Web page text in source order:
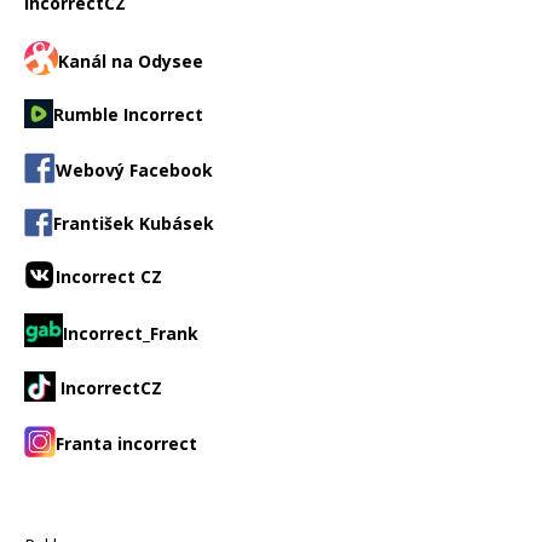
Kanál na Odysee
Rumble Incorrect
Webový Facebook
František Kubásek
Incorrect CZ
Incorrect_Frank
IncorrectCZ
Franta incorrect